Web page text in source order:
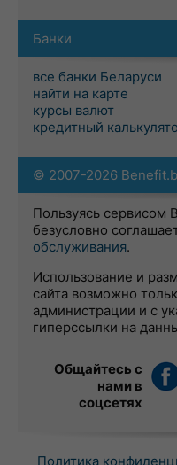
Банки
все банки Беларуси
найти на карте
курсы валют
кредитный
© 2007-2026
Пользуясь сервисом
безусловно
обслуживания.
Использование и
сайта возможно
администрации и с
гиперссылки на
Общайтесь с
нами в
соцсетях
Политика